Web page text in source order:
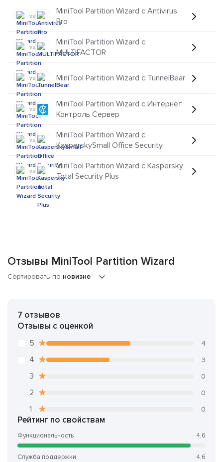
vs
MiniTool Partition Wizard с Antivirus
Pro
vs
MiniTool Partition Wizard с
MULTIFACTOR
vs MiniTool Partition Wizard с TunnelBear
vs
MiniTool Partition Wizard с Интернет
Контроль Сервер
vs
MiniTool Partition Wizard с
KasperskySmall Office Security
vs
MiniTool Partition Wizard с Kaspersky
Total Security Plus
Отзывы MiniTool Partition Wizard
Сортировать по новизне
7 отзывов
Отзывы с оценкой
5 4
4 3
3 0
2 0
1 0
Рейтинг по свойствам
Функциональность 4,6
Служба поддержки 4,6